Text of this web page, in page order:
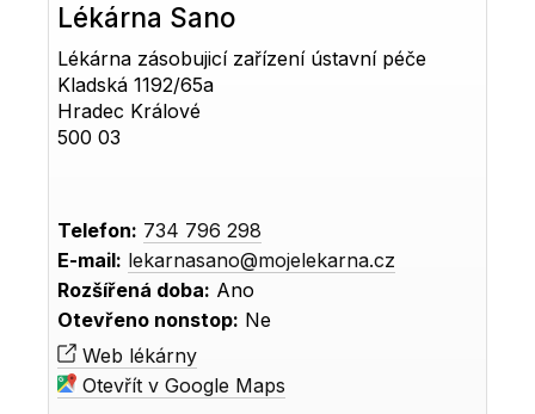
Lékárna Sano
Lékárna zásobujicí zařízení ústavní péče
Kladská 1192/65a
Hradec Králové
500 03
Telefon: 734 796 298
E-mail: lekarnasano@mojelekarna.cz
Rozšířená doba: Ano
Otevřeno nonstop: Ne
Web lékárny
Otevřít v Google Maps